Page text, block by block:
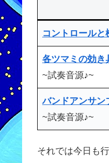
コントロールと
各ツマミの効き
~試奏音源♪~
バンドアンサン
~試奏音源♪~
それでは今日も